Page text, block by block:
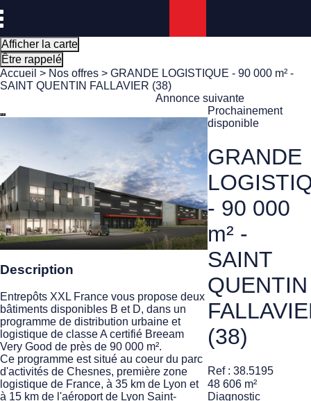
Afficher la carte
Être rappelé
Accueil > Nos offres > GRANDE LOGISTIQUE - 90 000 m² -
SAINT QUENTIN FALLAVIER (38)
Annonce suivante
Description
Entrepôts XXL France vous propose deux
bâtiments disponibles B et D, dans un
programme de distribution urbaine et
logistique de classe A certifié Breeam
Very Good de près de 90 000 m².
Ce programme est situé au coeur du parc
d'activités de Chesnes, première zone
logistique de France, à 35 km de Lyon et
à 15 km de l'aéroport de Lyon Saint-
Prochainement
disponible
GRANDE
- 90 000
m² -
SAINT
QUENTIN
(38)
Ref : 38.5195
48 606 m²
Diagnostic